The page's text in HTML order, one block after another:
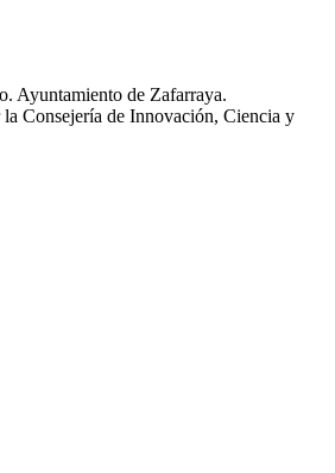
Ayuntamiento de Zafarraya.
Consejería de Innovación, Ciencia y